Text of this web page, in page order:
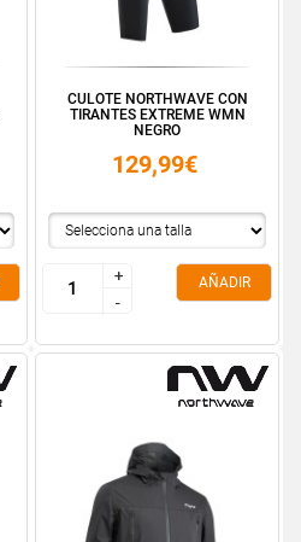
CULOTE NORTHWAVE CON
TIRANTES EXTREME WMN
NEGRO
129,99€
+
-
+
-
AÑADIR